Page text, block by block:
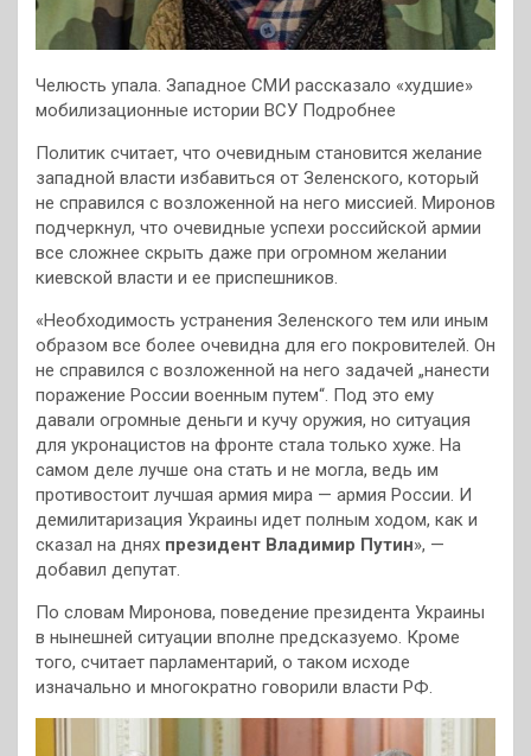
Челюсть упала. Западное СМИ рассказало «худшие»
мобилизационные истории ВСУ Подробнее
Политик считает, что очевидным становится желание
западной власти избавиться от Зеленского, который
не справился с возложенной на него миссией. Миронов
подчеркнул, что очевидные успехи российской армии
все сложнее скрыть даже при огромном желании
киевской власти и ее приспешников.
«Необходимость устранения Зеленского тем или иным
образом все более очевидна для его покровителей. Он
не справился с возложенной на него задачей „нанести
поражение России военным путем“. Под это ему
давали огромные деньги и кучу оружия, но ситуация
для укронацистов на фронте стала только хуже. На
самом деле лучше она стать и не могла, ведь им
противостоит лучшая армия мира — армия России. И
демилитаризация Украины идет полным ходом, как и
сказал на днях президент Владимир Путин», —
добавил депутат.
По словам Миронова, поведение президента Украины
в нынешней ситуации вполне предсказуемо. Кроме
того, считает парламентарий, о таком исходе
изначально и многократно говорили власти РФ.